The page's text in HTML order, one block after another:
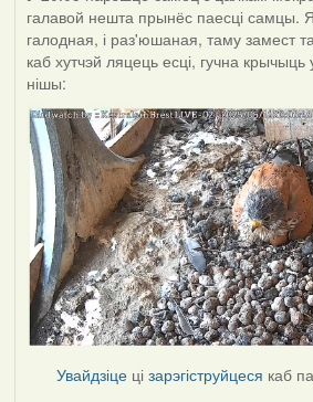
галавой нешта прынёс паесці самцы.
галодная, і раз'юшаная, таму замест
каб хутчэй ляцець есці, гучна крычыць
нішы:
Увайдзіце цізарэгіструйцеся каб